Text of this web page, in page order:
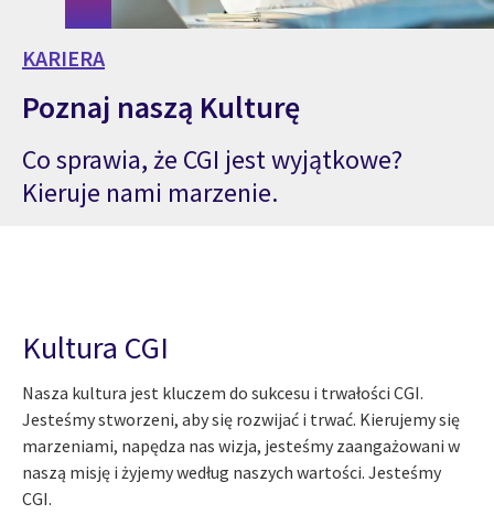
KARIERA
Poznaj naszą Kulturę
Co sprawia, że CGI jest wyjątkowe?
Kieruje nami marzenie.
Kultura CGI
Nasza kultura jest kluczem do sukcesu i trwałości CGI.
Jesteśmy stworzeni, aby się rozwijać i trwać. Kierujemy się
marzeniami, napędza nas wizja, jesteśmy zaangażowani w
naszą misję i żyjemy według naszych wartości. Jesteśmy
CGI.